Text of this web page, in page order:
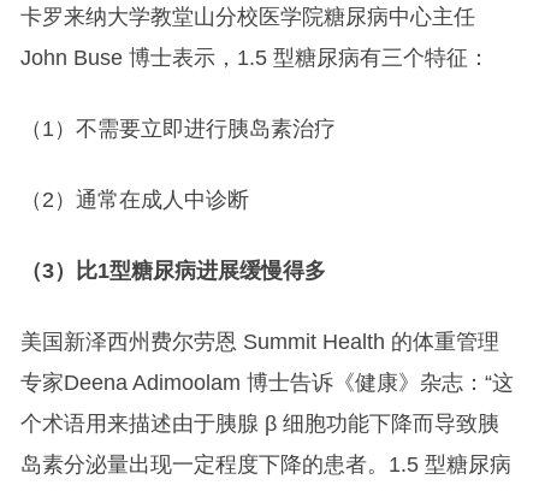
卡罗来纳大学教堂山分校医学院糖尿病中心主任
John Buse 博士表示，1.5 型糖尿病有三个特征：
（1）不需要立即进行胰岛素治疗
（2）通常在成人中诊断
（3）比1型糖尿病进展缓慢得多
美国新泽西州费尔劳恩 Summit Health 的体重管理
专家Deena Adimoolam 博士告诉《健康》杂志：“这
个术语用来描述由于胰腺 β 细胞功能下降而导致胰
岛素分泌量出现一定程度下降的患者。1.5 型糖尿病